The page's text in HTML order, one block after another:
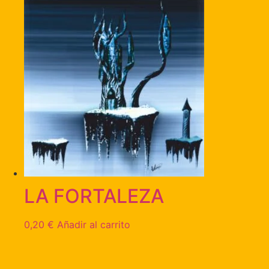
LA FORTALEZA
0,20 € Añadir al carrito